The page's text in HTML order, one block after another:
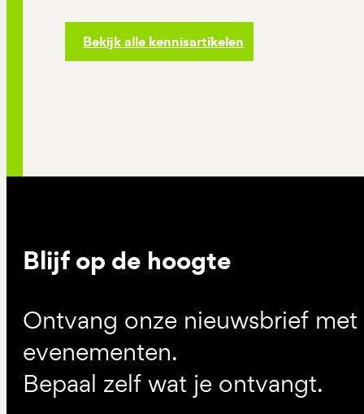
Bekijk alle kennisartikelen
Blijf op de hoogte
Ontvang onze nieuwsbrief
evenementen.
Bepaal zelf wat je ontvangt.